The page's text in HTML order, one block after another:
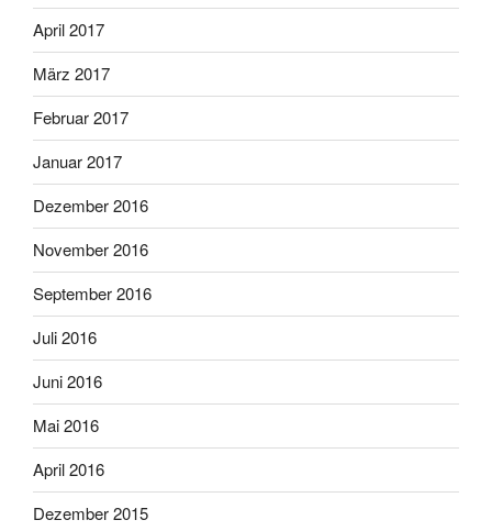
April 2017
März 2017
Februar 2017
Januar 2017
Dezember 2016
November 2016
September 2016
Juli 2016
Juni 2016
Mai 2016
April 2016
Dezember 2015